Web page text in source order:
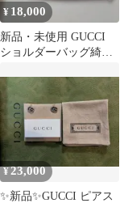
¥ 18,000
新品・未使用 GUCCI
ショルダーバッグ綺
いベイシック
¥23,000
✨️新品✨️GUCCI ピアス